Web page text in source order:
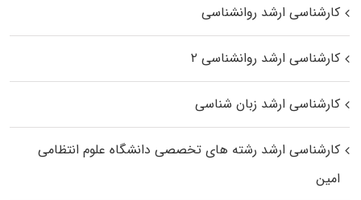
کارشناسی ارشد روانشناسی
کارشناسی ارشد روانشناسی ۲
کارشناسی ارشد زبان شناسی
کارشناسی ارشد رﺷﺘﻪ ﻫﺎی تخصصی داﻧﺸﮕﺎه ﻋﻠﻮم انتظامی
اﻣﻴﻦ